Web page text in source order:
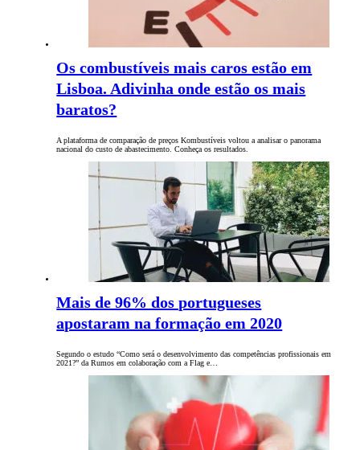
Os combustíveis mais caros estão em
Lisboa. Adivinha onde estão os mais
baratos?
A plataforma de comparação de preços Kombustíveis voltou a analisar o panorama
nacional do custo de abastecimento. Conheça os resultados.
Mais de 96% dos portugueses
apostaram na formação em 2020
Segundo o estudo “Como será o desenvolvimento das competências profissionais em
2021?” da Rumos em colaboração com a Flag e…